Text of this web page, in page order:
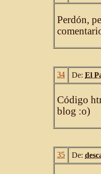
Perdón,
34 De: El
Código
blog :o)
35 De: